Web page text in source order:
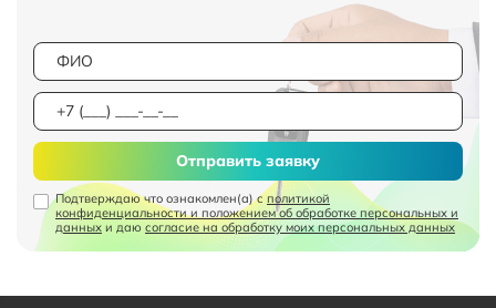
Подтверждаю что ознакомлен(а) сполитикой
конфиденциальности и положением об обработке персональных и
данных и даю согласие на обработку моих персональных данных
Отправить заявку